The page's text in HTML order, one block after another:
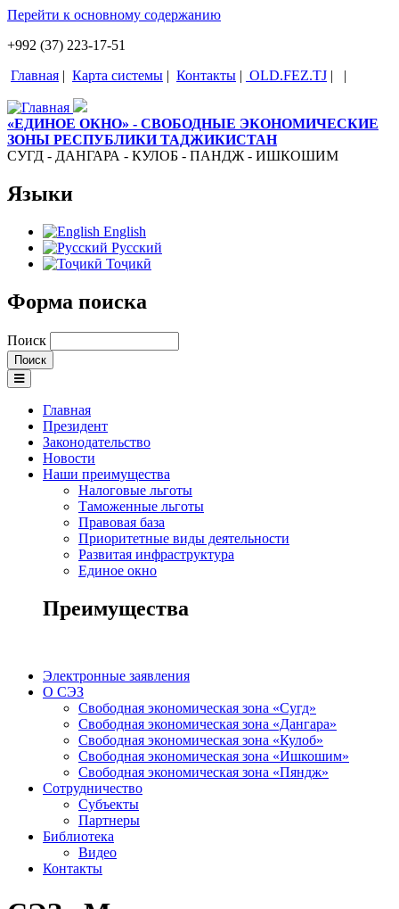
Перейти к основному содержанию
+992 (37) 223-17-51
Главная | Карта системы | Контакты | OLD.FEZ.TJ | |
«ЕДИНОЕ ОКНО» - СВОБОДНЫЕ ЭКОНОМИЧЕСКИЕ
ЗОНЫ РЕСПУБЛИКИ ТАДЖИКИСТАН
СУГД - ДАНГАРА - КУЛОБ - ПАНДЖ - ИШКОШИМ
Языки
English
Русский
Тоҷикӣ
Форма поиска
Поиск
Главная
Президент
Законодательство
Новости
Наши преимущества
Налоговые льготы
Таможенные льготы
Правовая база
Приоритетные виды деятельности
Развитая инфраструктура
Единое окно
Преимущества
Электронные заявления
О СЭЗ
Свободная экономическая зона «Сугд»
Свободная экономическая зона «Дангара»
Свободная экономическая зона «Кулоб»
Свободная экономическая зона «Ишкошим»
Свободная экономическая зона «Пяндж»
Сотрудничество
Субъекты
Партнеры
Библиотека
Видео
Контакты